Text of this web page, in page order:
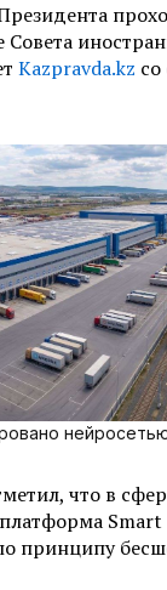
Совета
Kazpravda.kz
что в
Smart
принципу